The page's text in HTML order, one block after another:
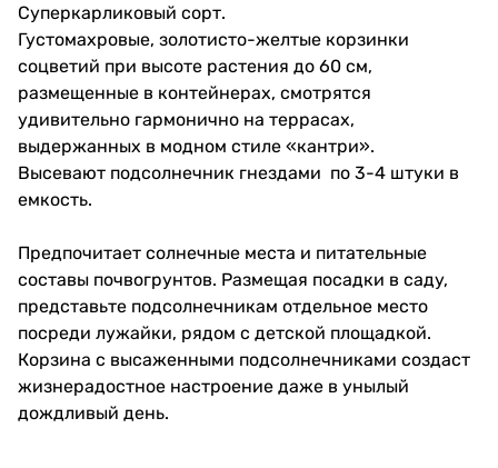
Суперкарликовый сорт.
Густомахровые, золотисто-желтые корзинки
соцветий при высоте растения до 60 см,
размещенные в контейнерах, смотрятся
удивительно гармонично на террасах,
выдержанных в модном стиле «кантри».
Высевают подсолнечник гнездами по 3-4 штуки в
емкость.
Предпочитает солнечные места и питательные
составы почвогрунтов. Размещая посадки в саду,
представьте подсолнечникам отдельное место
посреди лужайки, рядом с детской площадкой.
Корзина с высаженными подсолнечниками создаст
жизнерадостное настроение даже в унылый
дождливый день.